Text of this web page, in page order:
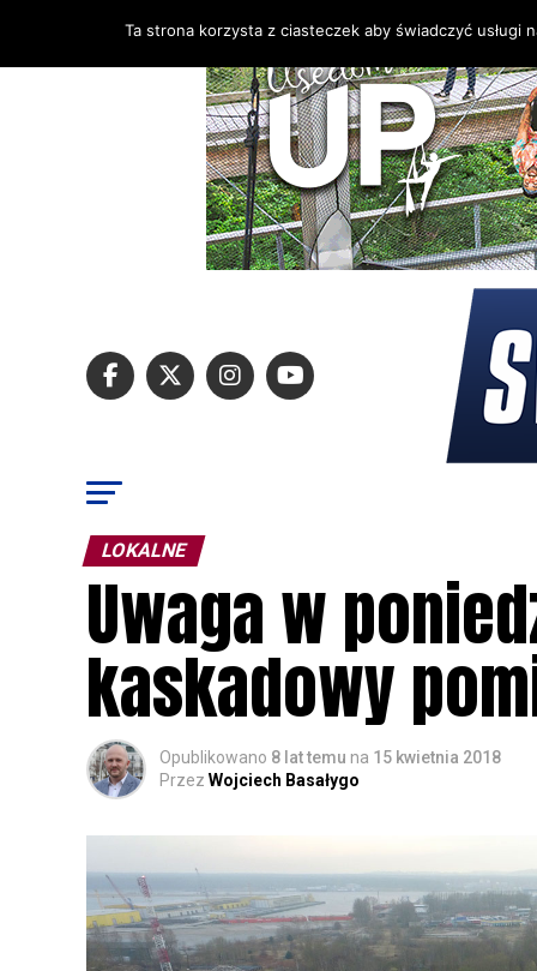
LOKALNE
Uwaga w
kaskadowy
Opublikowano 8 lat temu na 15 kwietnia 2018
Przez Wojciech Basałygo
Ta strona korzysta z ciasteczek aby świadczyć usługi